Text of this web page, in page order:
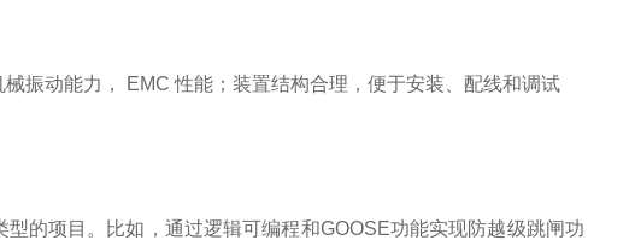
振动能力， EMC 性能；装置结构合理，便于安装、配线和调试
的项目。比如，通过逻辑可编程和GOOSE功能实现防越级跳闸功